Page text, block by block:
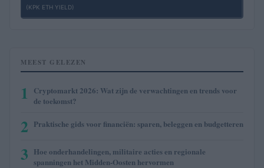
(KPK ETH YIELD)
MEEST GELEZEN
1
Cryptomarkt 2026: Wat zijn de verwachtingen en trends voor
de toekomst?
2 Praktische gids voor financiën: sparen, beleggen en budgetteren
3 Hoe onderhandelingen, militaire acties en regionale
spanningen het Midden-Oosten hervormen